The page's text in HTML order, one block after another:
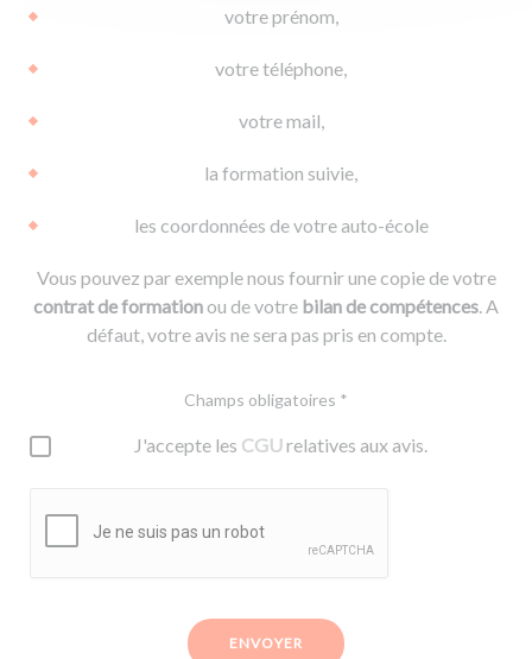
votre prénom,
votre téléphone,
votre mail,
la formation suivie,
les coordonnées de votre auto-école
Vous pouvez par exemple nous fournir une copie de votre
contrat de formationou de votre bilan de compétences. A
défaut, votre avis ne sera pas pris en compte.
Champs obligatoires *
J'accepte les CGUrelatives aux avis.
ENVOYER